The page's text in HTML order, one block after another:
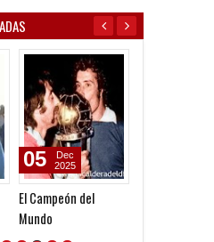
El Campeón del
Mundo
05
Dec
2025